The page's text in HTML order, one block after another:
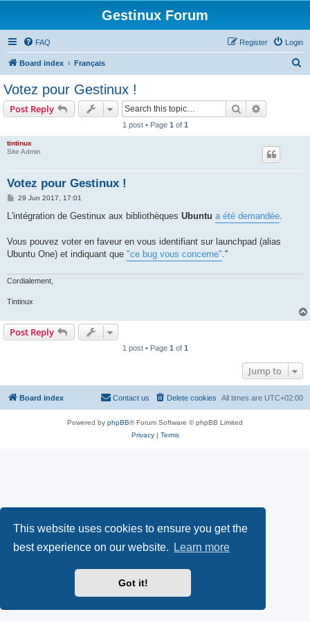
This website uses cookies to ensure you get the
best experience on our website.
Learn more
Got it!
Gestinux Forum
FAQ Login
Register
Board index Français
Votez pour Gestinux !
Post Reply Search
1 post • Page 1 of 1
tintinux
Site Admin
Votez pour Gestinux !
P
s
29 Jun 2017, 17:01
L'intégration de Gestinux aux bibliothèques Ubuntu a été demandée.
Vous pouvez voter en faveur en vous identifiant sur launchpad (alias
Ubuntu One) et indiquant que "ce bug vous concerne".''
Cordialement,
Tintinux
Post Reply
1 post • Page 1 of 1
Jump to
Board index All times are UTC+02:00
Delete cookies
Contact us
Powered by phpBB® Forum Software © phpBB Limited
Privacy| Terms